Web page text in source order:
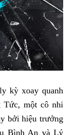
kỳ xoay quanh
Tức, một cô nhi
bởi hiệu trưởng
Bình An và Lý